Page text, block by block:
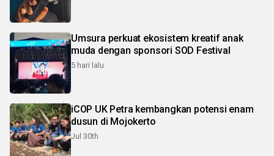
Umsura perkuat ekosistem kreatif anak
muda dengan sponsori SOD Festival
5 hari lalu
iCOP UK Petra kembangkan potensi enam
dusun di Mojokerto
Jul 30th